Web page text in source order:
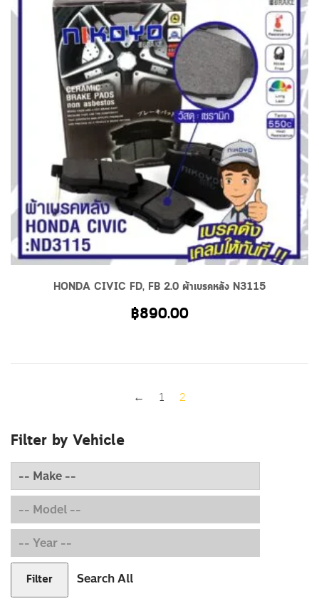
HONDA CIVIC FD, FB 2.0 ผ้าเบรคหลัง N3115
฿890.00
← 1 2
Filter by Vehicle
Filter Search All